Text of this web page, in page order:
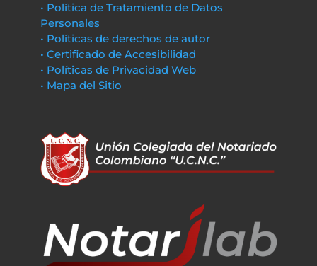
• Política de Tratamiento de Datos
Personales
• Políticas de derechos de autor
• Certificado de Accesibilidad
• Políticas de Privacidad Web
• Mapa del Sitio